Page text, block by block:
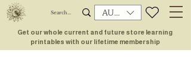
AUD (AU$)
Get our whole current and future store learning
printables with our lifetime membership